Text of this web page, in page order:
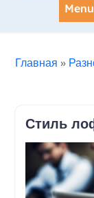
Menu
Главная »
Стиль